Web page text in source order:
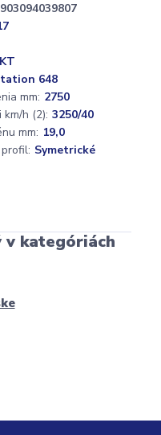
648
mm: 2750
h (2): 3250/40
mm: 19,0
Symetrické
v kategóriách